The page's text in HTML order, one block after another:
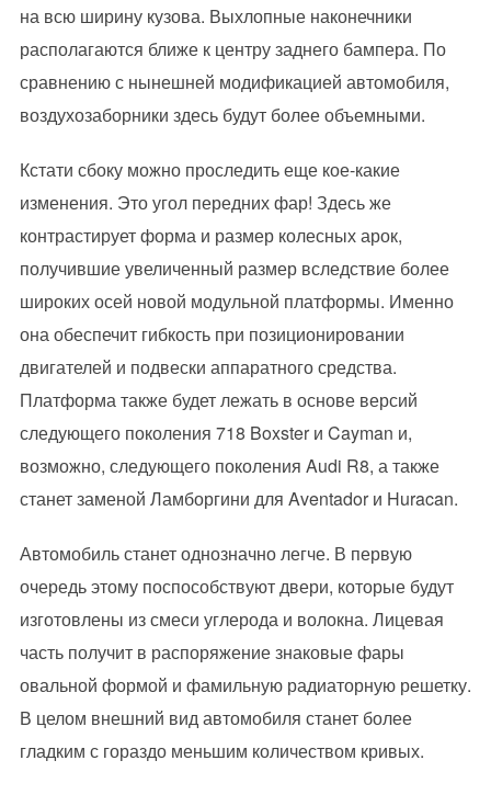
на всю ширину кузова. Выхлопные наконечники
располагаются ближе к центру заднего бампера. По
сравнению с нынешней модификацией автомобиля,
воздухозаборники здесь будут более объемными.
Кстати сбоку можно проследить еще кое-какие
изменения. Это угол передних фар! Здесь же
контрастирует форма и размер колесных арок,
получившие увеличенный размер вследствие более
широких осей новой модульной платформы. Именно
она обеспечит гибкость при позиционировании
двигателей и подвески аппаратного средства.
Платформа также будет лежать в основе версий
следующего поколения 718 Boxster и Cayman и,
возможно, следующего поколения Audi R8, а также
станет заменой Ламборгини для Aventador и Huracan.
Автомобиль станет однозначно легче. В первую
очередь этому поспособствуют двери, которые будут
изготовлены из смеси углерода и волокна. Лицевая
часть получит в распоряжение знаковые фары
овальной формой и фамильную радиаторную решетку.
В целом внешний вид автомобиля станет более
гладким с гораздо меньшим количеством кривых.